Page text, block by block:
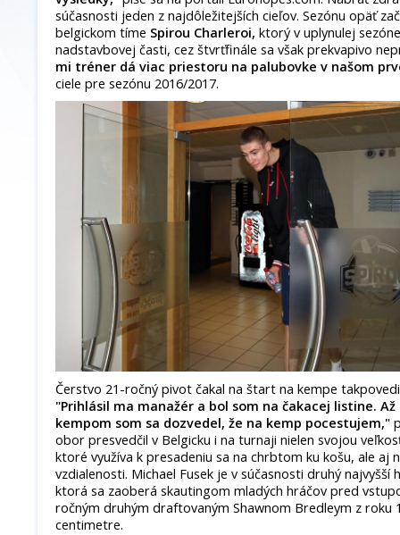
súčasnosti jeden z najdôležitejších cieľov. Sezónu opäť
belgickom tíme Spirou Charleroi, ktorý v uplynulej
nadstavbovej časti, cez štvrťfinále sa však prekvapivo
mi tréner dá viac priestoru na palubovke v našom
ciele pre sezónu 2016/2017.
Čerstvo 21-ročný pivot čakal na štart na kempe
"Prihlásil ma manažér a bol som na čakacej listine.
kempom som sa dozvedel, že na kemp pocestujem,"
obor presvedčil v Belgicku i na turnaji nielen svojou
ktoré využíva k presadeniu sa na chrbtom ku košu, ale aj
vzdialenosti. Michael Fusek je v súčasnosti druhý
ktorá sa zaoberá skautingom mladých hráčov pred
ročným druhým draftovaným Shawnom Bredleym z roku
centimetre.